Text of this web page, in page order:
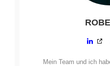
Mein Team und ich